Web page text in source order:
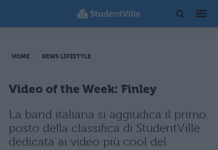
HOME NEWS LIFESTYLE
Video of the Week: Finley
La band italiana si aggiudica il primo
posto della classifica di StudentVille
dedicata ai video più cool del